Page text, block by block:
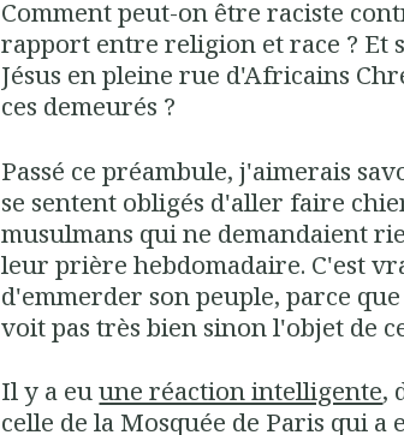
Comment peut-on être raciste
rapport entre religion et race ? Et
Jésus en pleine rue d'Africains
ces demeurés ?
Passé ce préambule, j'aimerais
se sentent obligés d'aller faire
musulmans qui ne demandaient
leur prière hebdomadaire. C'est
d'emmerder son peuple, parce
voit pas très bien sinon l'objet de
Il y a euune réaction intelligente,
celle de la Mosquée de Paris qui a